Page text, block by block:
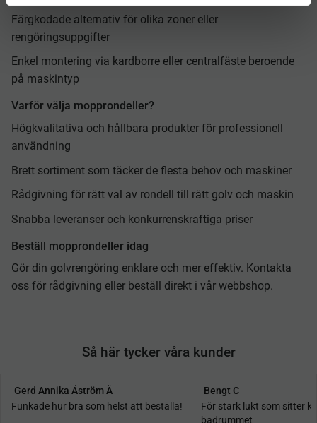
Färgkodade alternativ för olika zoner eller
rengöringsuppgifter
Enkel montering via kardborre eller centralfäste beroende
på maskintyp
Varför välja mopprondeller?
Högkvalitativa och hållbara produkter för professionell
användning
Brett sortiment som täcker de flesta behov och maskiner
Rådgivning för rätt val av rondell till rätt golv och maskin
Snabba leveranser och konkurrenskraftiga priser
Beställ mopprondeller idag
Gör din golvrengöring enklare och mer effektiv. Kontakta
oss för rådgivning eller beställ direkt i vår webbshop.
Så här tycker våra kunder